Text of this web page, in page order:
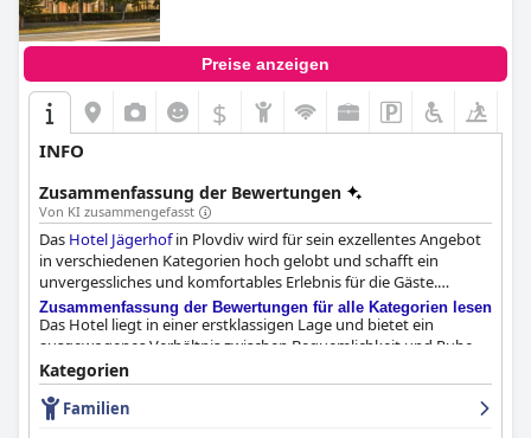
Preise anzeigen
$
INFO
Zusammenfassung der Bewertungen
Von KI zusammengefasst
Das Hotel Jägerhofin Plovdiv wird für sein exzellentes Angebot
in verschiedenen Kategorien hoch gelobt und schafft ein
unvergessliches und komfortables Erlebnis für die Gäste.
Das Hotel liegt in einer erstklassigen Lage und bietet ein
ausgewogenes Verhältnis zwischen Bequemlichkeit und Ruhe.
Es ist eine kurze Autofahrt vom Stadtzentrum von Plovdiv und
einen kurzen Spaziergang von der Mall Plovdiv und dem Lauta
Park entfernt, was es perfekt für begeisterte Shopper und
Zusammenfassung der Bewertungen für alle Kategorien lesen
Kategorien
Familien